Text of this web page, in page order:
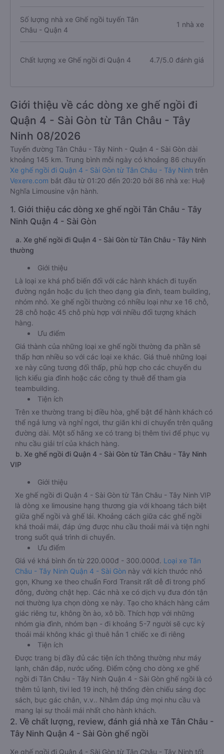
Số lượng nhà xe Ghế ngồi tuyến Tân
Châu - Quận 4
1 nhà xe
Chất lượng xe Ghế ngồi đi Quận 4 4.7/5.0 đánh giá
Giới thiệu về các dòng xe ghế ngồi đi
Quận 4 - Sài Gòn từ Tân Châu - Tây
Ninh 08/2026
Tuyến đường Tân Châu - Tây Ninh - Quận 4 - Sài Gòn dài
khoảng 145 km. Trung bình mỗi ngày có khoảng 86 chuyến
Xe ghế ngồi đi Quận 4 - Sài Gòn từ Tân Châu - Tây Ninh trên
Vexere.com bắt đầu từ 01:20 đến 20:20 bởi 86 nhà xe: Huệ
Nghĩa Limousine vận hành.
1. Giới thiệu các dòng xe ghế ngồi Tân Châu - Tây
Ninh Quận 4 - Sài Gòn
a. Xe ghế ngồi đi Quận 4 - Sài Gòn từ Tân Châu - Tây Ninh
thường
Giới thiệu
Là loại xe khá phổ biến đối với các hành khách đi tuyến
đường ngắn hoặc du lịch theo dạng gia đình, team building,
nhóm nhỏ. Xe ghế ngồi thường có nhiều loại như xe 16 chỗ,
28 chỗ hoặc 45 chỗ phù hợp với nhiều đối tượng khách
hàng.
Ưu điểm
Giá thành của những loại xe ghế ngồi thường đa phần sẽ
thấp hơn nhiều so với các loại xe khác. Giá thuê những loại
xe này cũng tương đối thấp, phù hợp cho các chuyến du
lịch kiểu gia đình hoặc các công ty thuê để tham gia
teambuilding.
Tiện ích
Trên xe thường trang bị điều hòa, ghế bật để hành khách có
thể ngả lưng và nghỉ ngơi, thư giãn khi di chuyển trên quãng
đường dài. Một số hãng xe có trang bị thêm tivi để phục vụ
nhu cầu giải trí của khách hàng.
b. Xe ghế ngồi đi Quận 4 - Sài Gòn từ Tân Châu - Tây Ninh
VIP
Giới thiệu
Xe ghế ngồi đi Quận 4 - Sài Gòn từ Tân Châu - Tây Ninh VIP
là dòng xe limousine hạng thương gia với khoang tách biệt
giữa ghế ngồi và ghế lái. Khoảng cách giữa các ghế ngồi
khá thoải mái, đáp ứng được nhu cầu thoải mái và tiện nghi
trong suốt quá trình di chuyển.
Ưu điểm
Giá vé khá bình ổn từ 220.000đ - 300.000đ. Loại xe Tân
Châu - Tây Ninh Quận 4 - Sài Gòn này với kích thước nhỏ
gọn, Khung xe theo chuẩn Ford Transit rất dễ đi trong phố
đông, đường chật hẹp. Các nhà xe có dịch vụ đưa đón tận
nơi thường lựa chọn dòng xe này. Tạo cho khách hàng cảm
giác riêng tư, không ồn ào, xô bồ. Thích hợp với những
nhóm gia đình, nhóm bạn - đi khoảng 5-7 người sẽ cực kỳ
thoải mái không khác gì thuê hẳn 1 chiếc xe đi riêng
Tiện ích
Được trang bị đầy đủ các tiện ích thông thường như máy
lạnh, chăn đắp, nước uống. Điểm cộng cho dòng xe ghế
ngồi đi Tân Châu - Tây Ninh Quận 4 - Sài Gòn ghế ngồi là có
thêm tủ lạnh, tivi led 19 inch, hệ thống đèn chiếu sáng đọc
sách, bục gác chân, v.v.. Nhằm đáp ứng mọi nhu cầu và
mang lại sự thoải mái nhất cho hành khách.
2. Về chất lượng, review, đánh giá nhà xe Tân Châu -
Tây Ninh Quận 4 - Sài Gòn ghế ngồi
Xe ghế ngồi đi Quận 4 - Sài Gòn từ Tân Châu - Tây Ninh tốt